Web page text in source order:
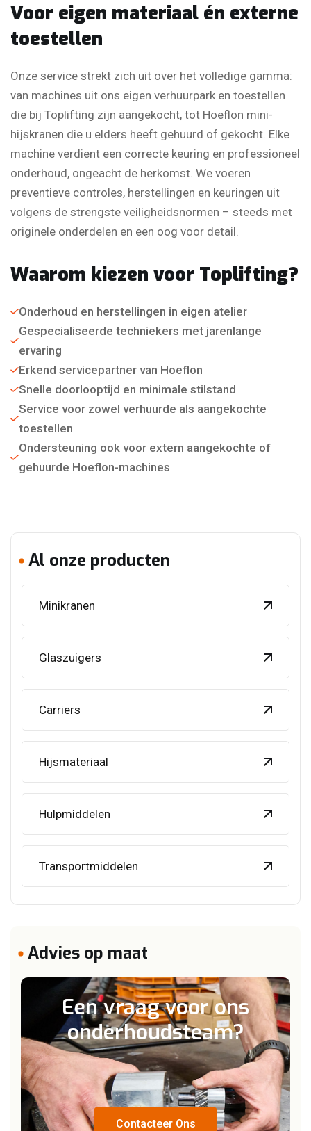
Voor eigen materiaal én externe
toestellen
Onze service strekt zich uit over het volledige gamma:
van machines uit ons eigen verhuurpark en toestellen
die bij Toplifting zijn aangekocht, tot Hoeflon mini-
hijskranen die u elders heeft gehuurd of gekocht. Elke
machine verdient een correcte keuring en professioneel
onderhoud, ongeacht de herkomst. We voeren
preventieve controles, herstellingen en keuringen uit
volgens de strengste veiligheidsnormen – steeds met
originele onderdelen en een oog voor detail.
Waarom kiezen voor Toplifting?
Onderhoud en herstellingen in eigen atelier
Gespecialiseerde techniekers met jarenlange
ervaring
Erkend servicepartner van Hoeflon
Snelle doorlooptijd en minimale stilstand
Service voor zowel verhuurde als aangekochte
toestellen
Ondersteuning ook voor extern aangekochte of
gehuurde Hoeflon-machines
Al onze producten
Minikranen
Glaszuigers
Carriers
Hijsmateriaal
Hulpmiddelen
Transportmiddelen
Advies op maat
Een vraag voor ons
onderhoudsteam?
Contacteer Ons